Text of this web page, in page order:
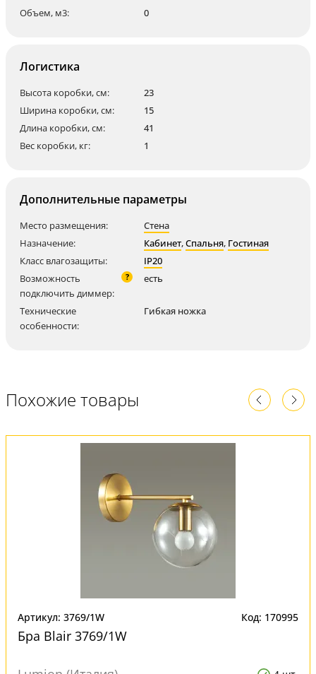
Объем, м3:
0
Логистика
Высота коробки, см:
23
Ширина коробки, см:
15
Длина коробки, см:
41
Вес коробки, кг:
1
Дополнительные параметры
Место размещения:
Стена
Назначение:
Кабинет,Спальня, Гостиная
Класс влагозащиты:
IP20
Возможность
подключить диммер:
? есть
Технические
особенности:
Гибкая ножка
Похожие товары
Артикул: 3769/1W Код: 170995
Бра Blair 3769/1W